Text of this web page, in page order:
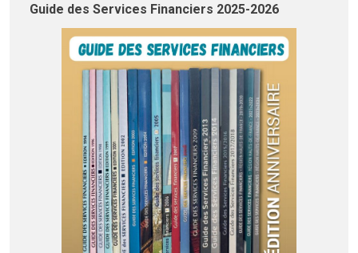
Guide des Services Financiers 2025-2026